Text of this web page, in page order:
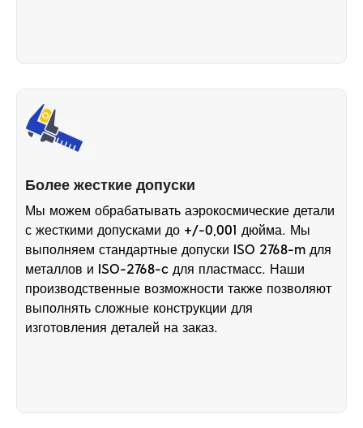
Более жесткие допуски
Мы можем обрабатывать аэрокосмические детали
с жесткими допусками до +/-0,001 дюйма. Мы
выполняем стандартные допуски ISO 2768-m для
металлов и ISO-2768-c для пластмасс. Наши
производственные возможности также позволяют
выполнять сложные конструкции для
изготовления деталей на заказ.